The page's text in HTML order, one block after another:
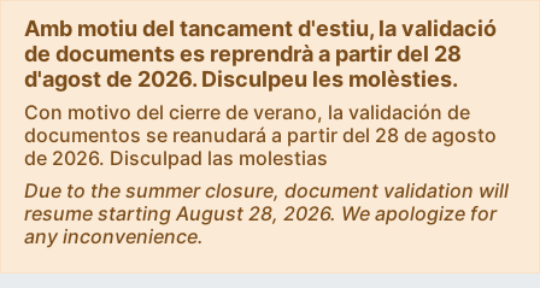
Amb motiu del tancament d'estiu, la validació
de documents es reprendrà a partir del 28
d'agost de 2026. Disculpeu les molèsties.
Con motivo del cierre de verano, la validación de
documentos se reanudará a partir del 28 de agosto
de 2026. Disculpad las molestias
Due to the summer closure, document validation will
resume starting August 28, 2026. We apologize for
any inconvenience.